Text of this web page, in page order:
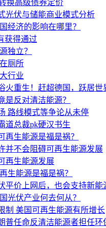
换高级债券定价
光伏与储能商业模式分析
经济的影响在哪里？
获得通过
独立？
厕所
行业
火重生！赶超德国，跃居世
是反对清洁能源？
路线模式等争论从未停
道总裁pk硬汉书生
再生能源是福是祸？
并不会阻碍可再生能源发展
再生能源发展
生能源是福是祸？
平价上网后，也会支持新能
光伏产业何去何从？
制 美国可再生能源有所增长
普任命反清洁能源者担任环